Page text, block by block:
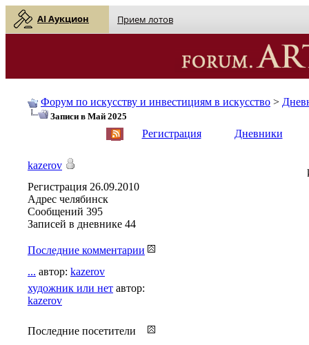
AI Аукцион Прием лотов
Форум по искусству и инвестициям в искусство >
Записи в Май 2025
Регистрация Дневники
kazerov
Регистрация 26.09.2010
Адрес челябинск
Сообщений 395
Записей в дневнике 44
Последние комментарии
... автор: kazerov
художник или нет автор:
kazerov
Последние посетители